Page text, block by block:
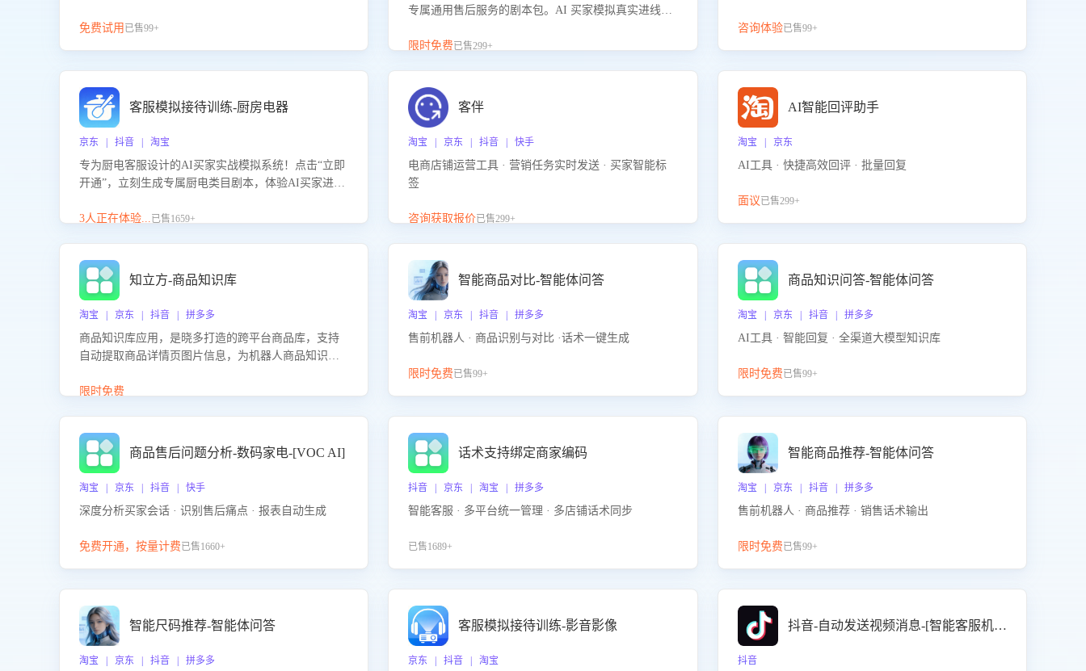
免费试用 已售99+
专属通用售后服务的剧本包。AI 买家模拟真实进线咨
咨询等售后场景的应对要点，轻松提升服务能力。
限时免费已售299+
咨询体验已售99+
客服模拟接待训练-厨房电器
京东 | 抖音 | 淘宝
专为厨电客服设计的AI买家实战模拟系统！点击“立即
开通”，立刻生成专属厨电类目剧本，体验AI买家进线
能咨询”等真实场景应对技巧！
3人正在体验...已售1659+
客伴
淘宝 | 京东 | 抖音 | 快手
电商店铺运营工具 · 营销任务实时发送 · 买家智能标
签
咨询获取报价已售299+
AI智能回评助手
淘宝 | 京东
AI工具 · 快捷高效回评 · 批量回复
面议已售299+
知立方-商品知识库
淘宝 | 京东 | 抖音 | 拼多多
商品知识库应用，是晓多打造的跨平台商品库，支持
自动提取商品详情页图片信息，为机器人商品知识问
商品知识。
限时免费
智能商品对比-智能体问答
淘宝 | 京东 | 抖音 | 拼多多
售前机器人 · 商品识别与对比 ·话术一键生成
限时免费已售99+
商品知识问答-智能体问答
淘宝 | 京东 | 抖音 | 拼多多
AI工具 · 智能回复 · 全渠道大模型知识库
限时免费已售99+
商品售后问题分析-数码家电-[VOC AI]
淘宝 | 京东 | 抖音 | 快手
深度分析买家会话 · 识别售后痛点 · 报表自动生成
免费开通，按量计费已售1660+
话术支持绑定商家编码
抖音 | 京东 | 淘宝 | 拼多多
智能客服 · 多平台统一管理 · 多店铺话术同步
已售1689+
智能商品推荐-智能体问答
淘宝 | 京东 | 抖音 | 拼多多
售前机器人 · 商品推荐 · 销售话术输出
限时免费已售99+
智能尺码推荐-智能体问答
淘宝 | 京东 | 抖音 | 拼多多
客服模拟接待训练-影音影像
京东 | 抖音 | 淘宝
抖音-自动发送视频消息-[智能客服机器人]
抖音